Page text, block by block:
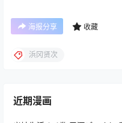
海报分享 收藏
浜冈贤次
近期漫画